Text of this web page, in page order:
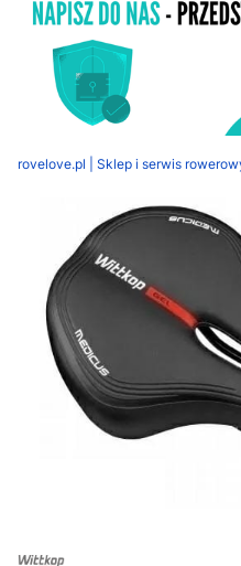
rovelove.pl | Sklep i serwis